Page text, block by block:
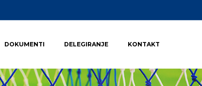
DOKUMENTI DELEGIRANJE KONTAKT